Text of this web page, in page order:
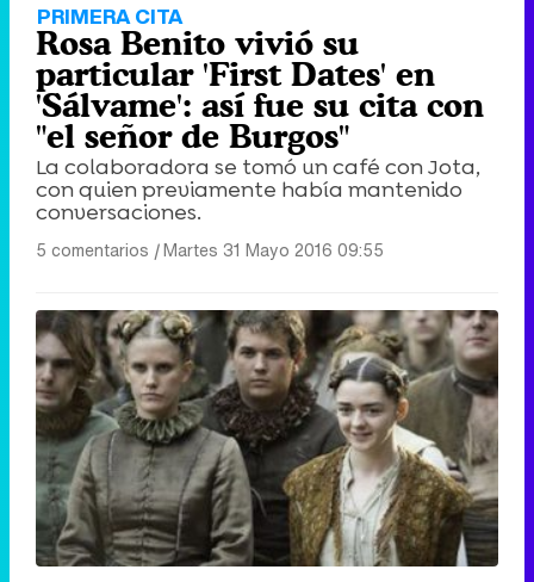
PRIMERA CITA
Rosa Benito vivió su
particular 'First Dates' en
'Sálvame': así fue su cita con
"el señor de Burgos"
La colaboradora se tomó un café con Jota,
con quien previamente había mantenido
conversaciones.
5 comentarios |Martes 31 Mayo 2016 09:55